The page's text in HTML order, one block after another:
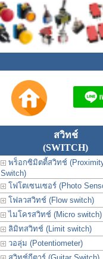
สวิทช์
(SWITCH)
พร็อกซิมิตตี้สวิทช์
Switch)
โฟโตเซนเซอร์ (Photo
โฟลวสวิทช์ (Flow switch)
ไมโครสวิทช์ (Micro switch)
ลิมิทสวิทช์ (Limit switch)
วอลุ่ม (Potentiometer)